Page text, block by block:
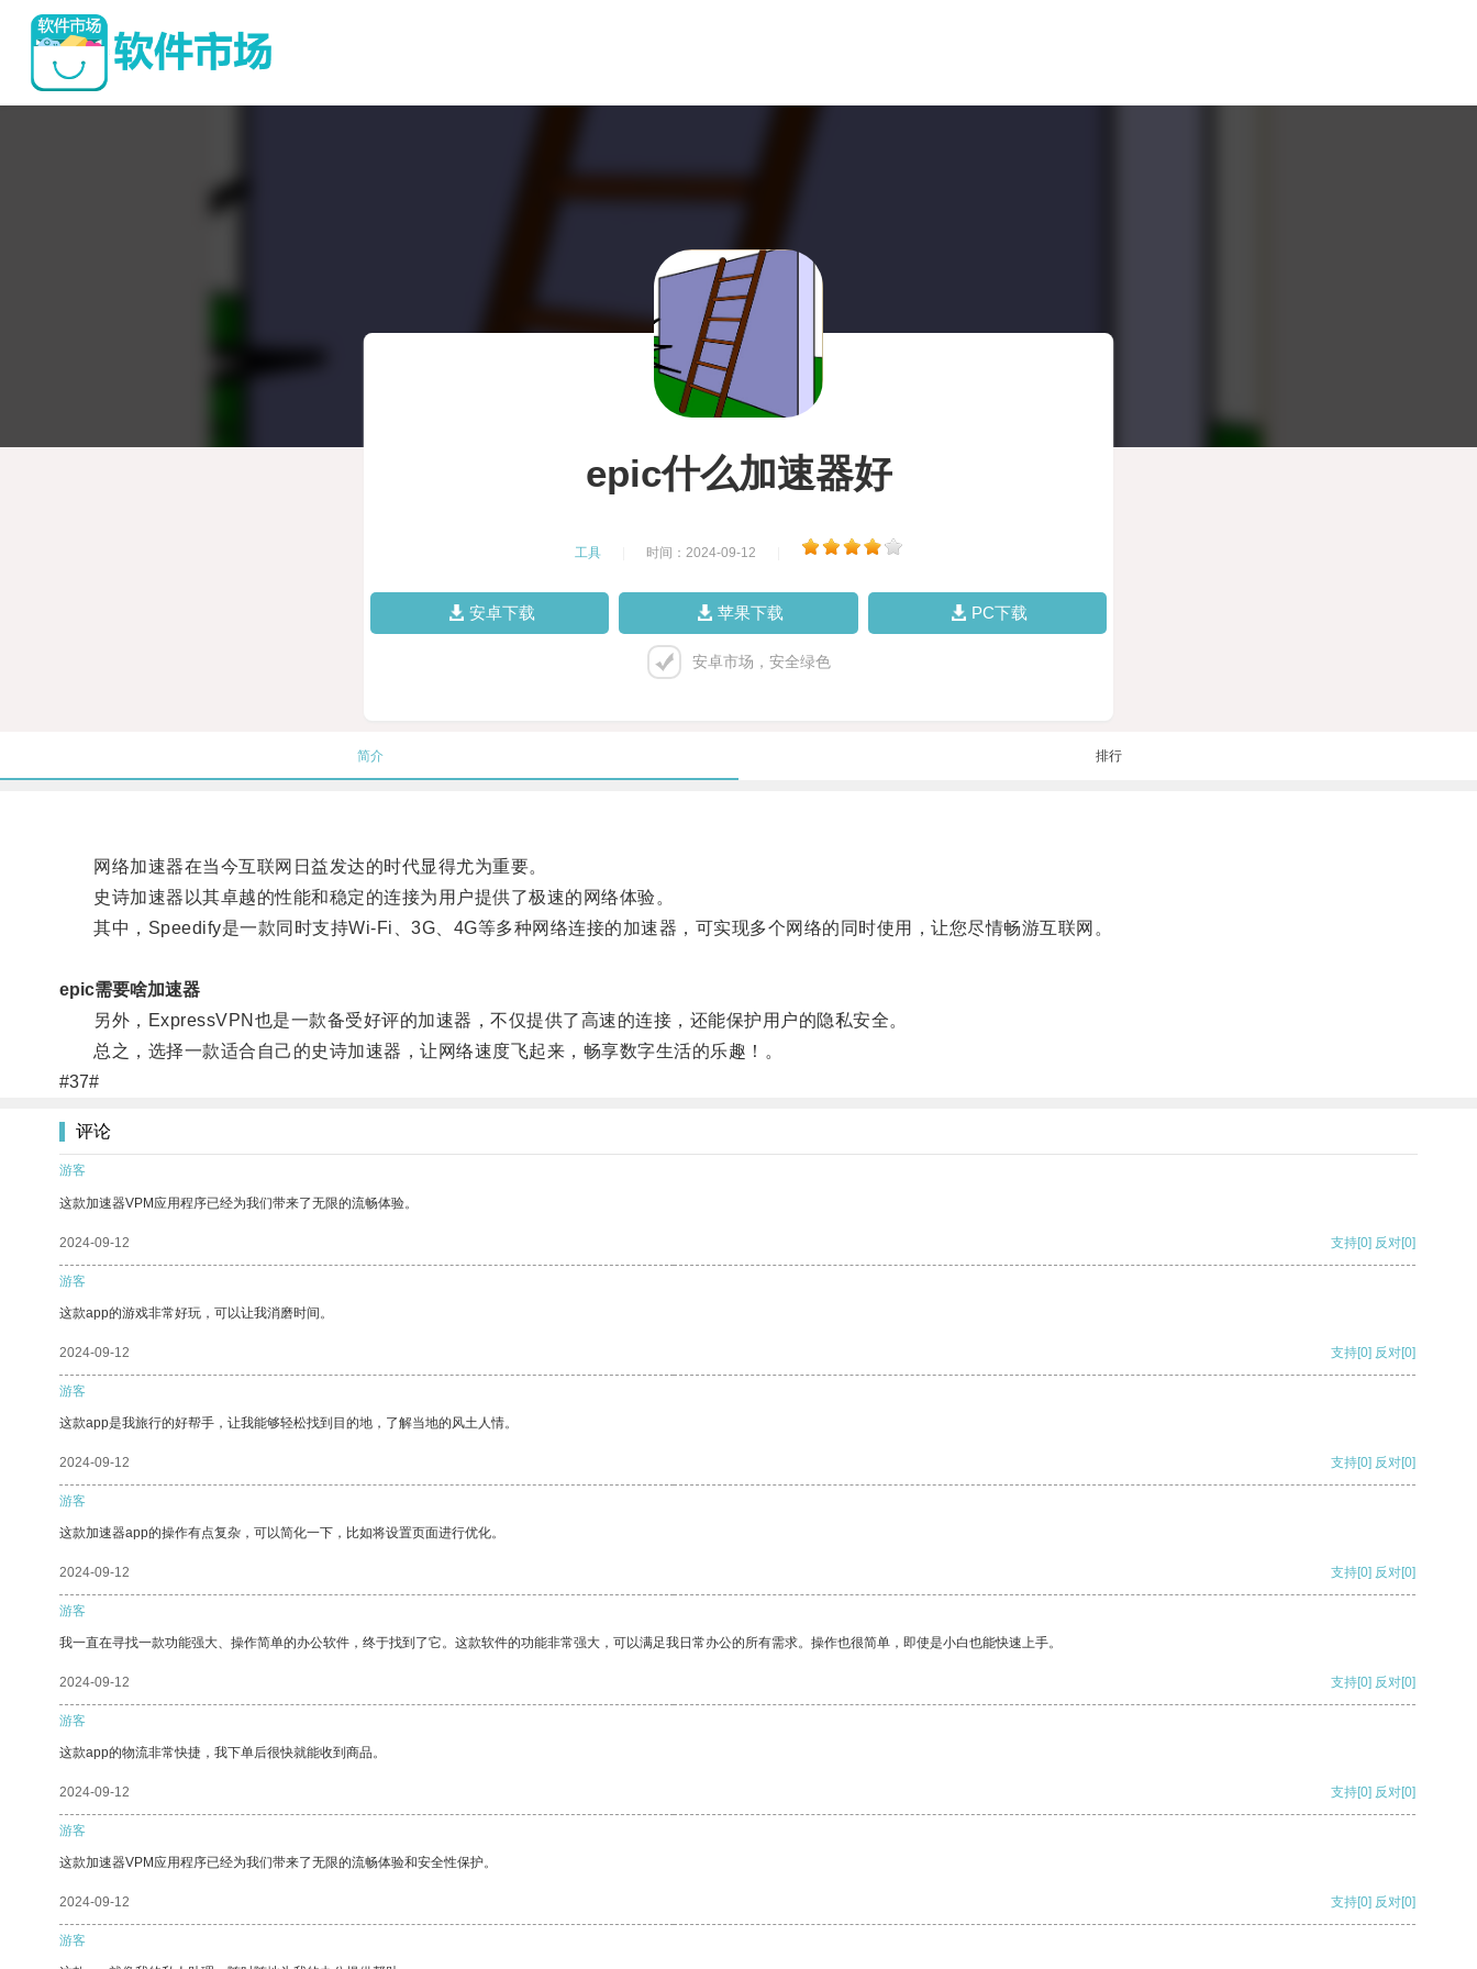
epic什么加速器好
工具 时间：2024-09-12
安卓下载 苹果下载 PC下载
安卓市场，安全绿色
简介 排行
网络加速器在当今互联网日益发达的时代显得尤为重要。
史诗加速器以其卓越的性能和稳定的连接为用户提供了极速的网络体验。
其中，Speedify是一款同时支持Wi-Fi、3G、4G等多种网络连接的加速器，可实现多个网络的同时使用，让您尽情畅游互联网。
epic需要啥加速器
另外，ExpressVPN也是一款备受好评的加速器，不仅提供了高速的连接，还能保护用户的隐私安全。
总之，选择一款适合自己的史诗加速器，让网络速度飞起来，畅享数字生活的乐趣！。
#37#
评论
游客
这款加速器VPM应用程序已经为我们带来了无限的流畅体验。
2024-09-12 支持[0] 反对[0]
游客
这款app的游戏非常好玩，可以让我消磨时间。
2024-09-12 支持[0] 反对[0]
游客
这款app是我旅行的好帮手，让我能够轻松找到目的地，了解当地的风土人情。
2024-09-12 支持[0] 反对[0]
游客
这款加速器app的操作有点复杂，可以简化一下，比如将设置页面进行优化。
2024-09-12 支持[0] 反对[0]
游客
我一直在寻找一款功能强大、操作简单的办公软件，终于找到了它。这款软件的功能非常强大，可以满足我日常办公的所有需求。操作也很简单，即使是小白也能快速上手。
2024-09-12 支持[0] 反对[0]
游客
这款app的物流非常快捷，我下单后很快就能收到商品。
2024-09-12 支持[0] 反对[0]
游客
这款加速器VPM应用程序已经为我们带来了无限的流畅体验和安全性保护。
2024-09-12 支持[0] 反对[0]
游客